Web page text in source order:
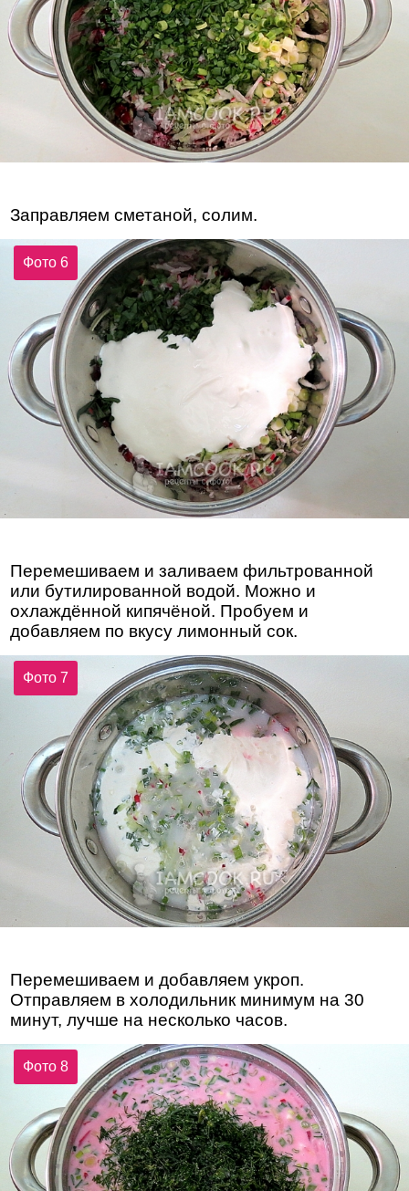
Заправляем сметаной, солим.
Фото 6
Перемешиваем и заливаем фильтрованной
или бутилированной водой. Можно и
охлаждённой кипячёной. Пробуем и
добавляем по вкусу лимонный сок.
Фото 7
Перемешиваем и добавляем укроп.
Отправляем в холодильник минимум на 30
минут, лучше на несколько часов.
Фото 8